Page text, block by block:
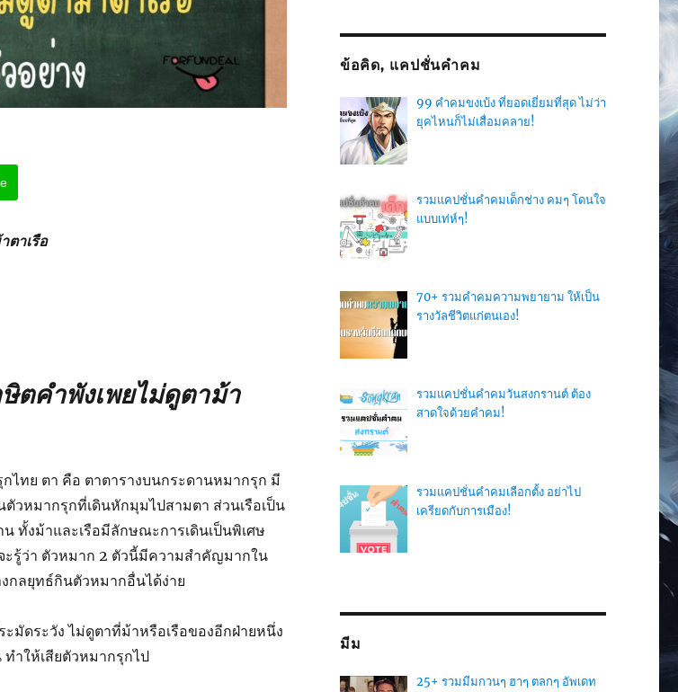
ตาเรือ
ตคำพังเพยไม่ดูตาม้า
ไทย ตา คือ ตาตารางบนกระดานหมากรุก มี
ตัวหมากรุกที่เดินหักมุมไปสามตา ส่วนเรือเป็น
ทั้งม้าและเรือมีลักษณะการเดินเป็นพิเศษ
ะรู้ว่า ตัวหมาก 2 ตัวนี้มีความสำคัญมากใน
กลยุทธ์กินตัวหมากอื่นได้ง่าย
มัดระวัง ไม่ดูตาที่ม้าหรือเรือของอีกฝ่ายหนึ่ง
ทำให้เสียตัวหมากรุกไป
ข้อคิด, แคปชั่นคำคม
99 คำคมขงเบ้ง ที่ยอดเยี่ยมที่สุด ไม่ว่า
ยุคไหนก็ไม่เสื่อมคลาย!
รวมแคปชั่นคำคมเด็กช่าง คมๆ โดนใจ
แบบเท่ห์ๆ!
70+ รวมคำคมความพยายาม ให้เป็น
รางวัลชีวิตแก่ตนเอง!
รวมแคปชั่นคำคมวันสงกรานต์ ต้อง
สาดใจด้วยคำคม!
รวมแคปชั่นคำคมเลือกตั้ง อย่าไป
เครียดกับการเมือง!
มีม
25+ รวมมีมกวนๆ ฮาๆ ตลกๆ อัพเดท